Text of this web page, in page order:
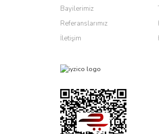
Ürün fiyatı diğer
Bu ürüne benzer farklı
Bayilerimiz
Referanslarımız
İletişim